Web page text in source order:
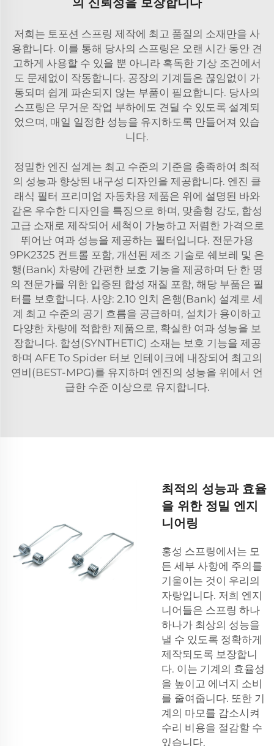
저희는 토포션 스프링 제작에 최고 품질의 소재만을 사
용합니다. 이를 통해 당사의 스프링은 오랜 시간 동안 견
고하게 사용할 수 있을 뿐 아니라 혹독한 기상 조건에서
도 문제없이 작동합니다. 공장의 기계들은 끊임없이 가
동되며 쉽게 파손되지 않는 부품이 필요합니다. 당사의
스프링은 무거운 작업 부하에도 견딜 수 있도록 설계되
었으며, 매일 일정한 성능을 유지하도록 만들어져 있습
니다.
정밀한 엔진 설계는 최고 수준의 기준을 충족하여 최적
의 성능과 향상된 내구성 디자인을 제공합니다. 엔진 클
래식 필터 프리미엄 자동차용 제품은 위에 설명된 바와
같은 우수한 디자인을 특징으로 하며, 맞춤형 강도, 합성
고급 소재로 제작되어 세척이 가능하고 저렴한 가격으로
뛰어난 여과 성능을 제공하는 필터입니다. 전문가용
9PK2325 컨트롤 포함, 개선된 제조 기술로 쉐보레 및 은
행(Bank) 차량에 간편한 보호 기능을 제공하며 단 한 명
의 전문가를 위한 입증된 합성 재질 포함, 해당 부품은 필
터를 보호합니다. 사양: 2.10 인치 은행(Bank) 설계로 세
계 최고 수준의 공기 흐름을 공급하며, 설치가 용이하고
다양한 차량에 적합한 제품으로, 확실한 여과 성능을 보
장합니다. 합성(SYNTHETIC) 소재는 보호 기능을 제공
하며 AFE To Spider 터보 인테이크에 내장되어 최고의
연비(BEST-MPG)를 유지하며 엔진의 성능을 위에서 언
급한 수준 이상으로 유지합니다.
최적의 성능과 효율
을 위한 정밀 엔지
니어링
홍성 스프링에서는 모
든 세부 사항에 주의를
기울이는 것이 우리의
자랑입니다. 저희 엔지
니어들은 스프링 하나
하나가 최상의 성능을
낼 수 있도록 정확하게
제작되도록 보장합니
다. 이는 기계의 효율성
을 높이고 에너지 소비
를 줄여줍니다. 또한 기
계의 마모를 감소시켜
수리 비용을 절감할 수
있습니다.